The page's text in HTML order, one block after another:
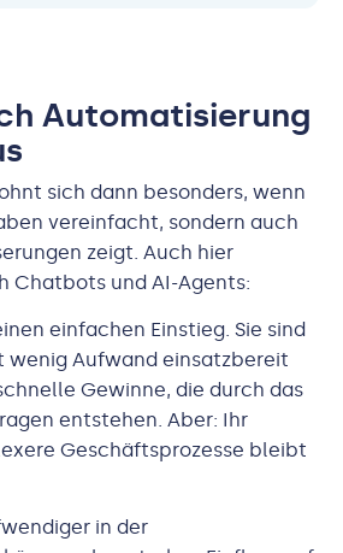
Automatisierung
sich dann besonders, wenn
vereinfacht, sondern auch
zeigt. Auch hier
Chatbots und AI-Agents:
einfachen Einstieg. Sie sind
wenig Aufwand einsatzbereit
Gewinne, die durch das
entstehen. Aber: Ihr
Geschäftsprozesse bleibt
in der